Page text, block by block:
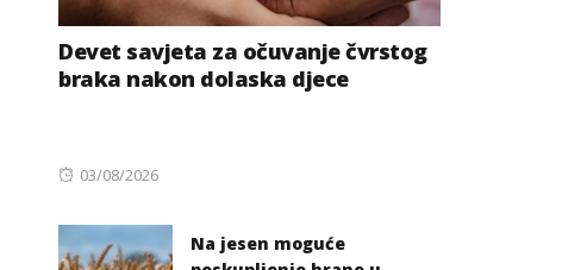
Devet savjeta za očuvanje čvrstog
braka nakon dolaska djece
Posted
03/08/2026
Na jesen moguće